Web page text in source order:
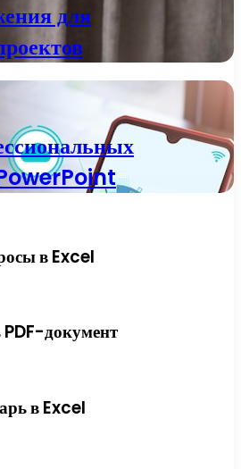
для
в Excel
PDF-документ
в Excel